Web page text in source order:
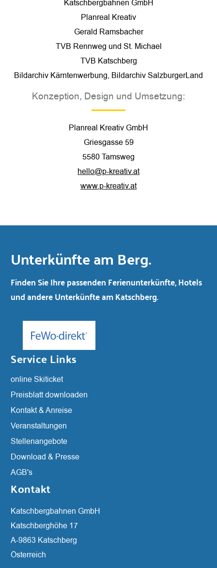
Katschbergbahnen GmbH
Planreal Kreativ
Gerald Ramsbacher
TVB Rennweg und St. Michael
TVB Katschberg
Bildarchiv Kärntenwerbung, Bildarchiv SalzburgerLand
Konzeption, Design und Umsetzung:
Planreal KreativGmbH
Griesgasse 59
5580 Tamsweg
hello@p-kreativ.at
www.p-kreativ.at
Unterkünfte am Berg.
Finden Sie Ihre passenden Ferienunterkünfte, Hotels
und andere Unterkünfte am Katschberg.
Kontakt
Katschbergbahnen GmbH
Katschberghöhe 17
A-9863 Katschberg
Österreich
Service Links
Navigation
überspringen
online Skiticket
Preisblatt downloaden
Kontakt & Anreise
Veranstaltungen
Stellenangebote
Download & Presse
AGB's